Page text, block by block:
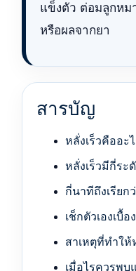
แข็งตัว ต่อมลูกหม
หรือผลจากยา
สารบัญ
หลั่งเร็วคืออะ
หลั่งเร็วมีกี่ระ
กี่นาทีถึงเรียก
เช็กตัวเองเบื้อ
สาเหตุที่ทำให้
เมื่อไรควรพบ